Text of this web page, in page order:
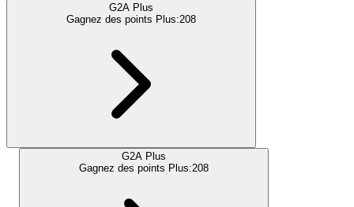
G2A Plus
Gagnez des points Plus:208
G2A Plus
Gagnez des points Plus:208